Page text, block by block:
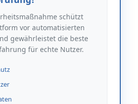
schützt
vor automatisierten
gewährleistet die beste
für echte Nutzer.